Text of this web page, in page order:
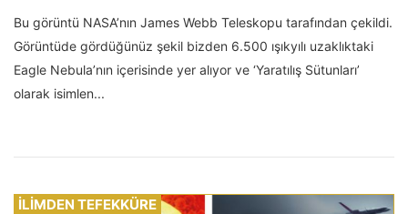
Bu görüntü NASA’nın James Webb Teleskopu tarafından çekildi.
Görüntüde gördüğünüz şekil bizden 6.500 ışıkyılı uzaklıktaki
Eagle Nebula’nın içerisinde yer alıyor ve ‘Yaratılış Sütunları’
olarak isimlen...
İLİMDEN TEFEKKÜRE